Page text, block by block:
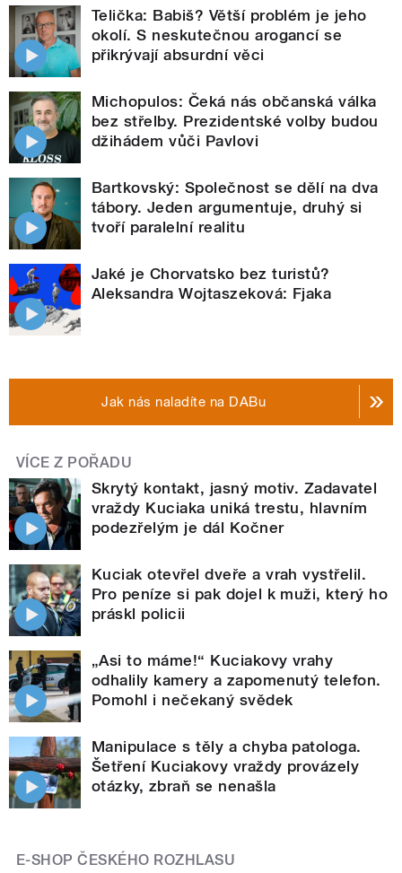
Telička: Babiš? Větší problém je jeho
okolí. S neskutečnou arogancí se
přikrývají absurdní věci
Michopulos: Čeká nás občanská válka
bez střelby. Prezidentské volby budou
džihádem vůči Pavlovi
Bartkovský: Společnost se dělí na dva
tábory. Jeden argumentuje, druhý si
tvoří paralelní realitu
Jaké je Chorvatsko bez turistů?
Aleksandra Wojtaszeková: Fjaka
Jak nás naladíte na DABu
VÍCE Z POŘADU
Skrytý kontakt, jasný motiv. Zadavatel
vraždy Kuciaka uniká trestu, hlavním
podezřelým je dál Kočner
Kuciak otevřel dveře a vrah vystřelil.
Pro peníze si pak dojel k muži, který ho
práskl policii
„Asi to máme!“ Kuciakovy vrahy
odhalily kamery a zapomenutý telefon.
Pomohl i nečekaný svědek
Manipulace s těly a chyba patologa.
Šetření Kuciakovy vraždy provázely
otázky, zbraň se nenašla
E-SHOP ČESKÉHO ROZHLASU